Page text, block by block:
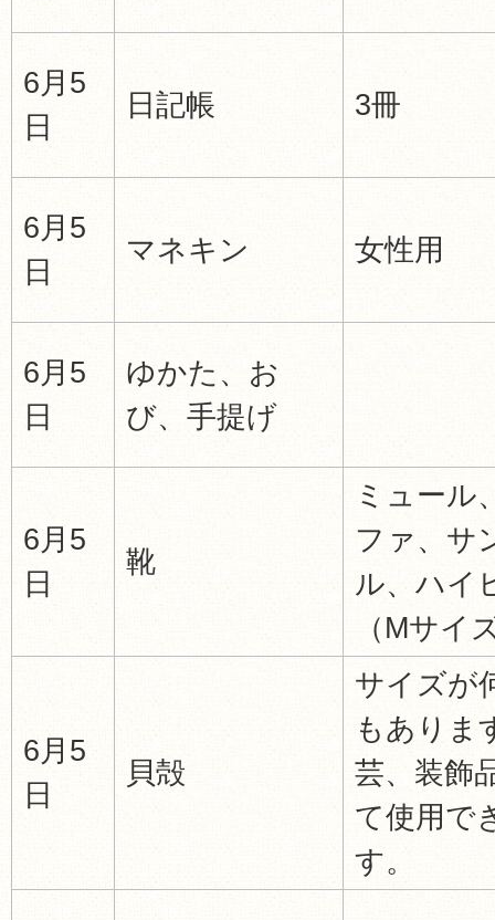
6月5
日
日記帳 3冊
6月5
日
マネキン 女性用
6月5
日
ゆかた、お
び、手提げ
6月5
日
靴
ミュール
ファ、サ
ル、ハイ
（Mサイ
6月5
日
貝殻
サイズが
もありま
芸、装飾
て使用で
す。